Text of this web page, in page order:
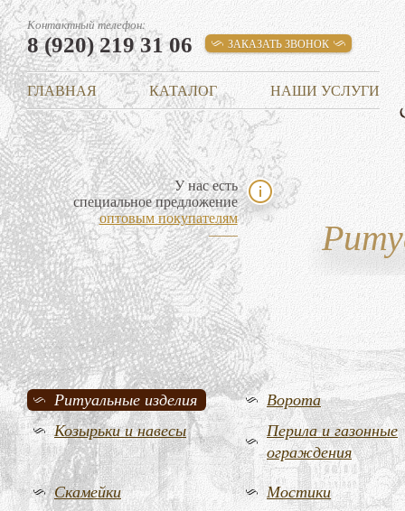
Контактный телефон:
8 (920) 219 31 06 ЗАКАЗАТЬ ЗВОНОК
ГЛАВНАЯ КАТАЛОГ НАШИ УСЛУГИ
У нас есть
специальное предложение
оптовым покупателям
Ритуальные изделия
Ворота
Козырьки и навесы
Перила и газонные
ограждения
Скамейки Мостики